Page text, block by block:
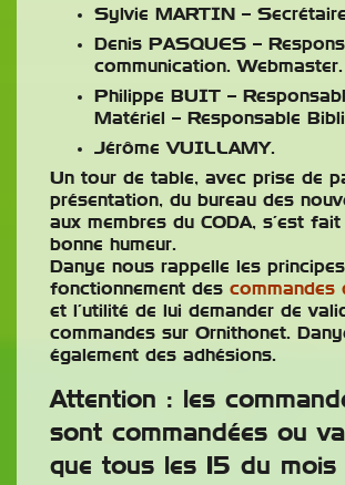
Sylvie MARTIN –
Denis PASQUES –
communication. Webmaster.
Philippe BUIT –
Matériel – Responsable
Jérôme VUILLAMY.
Un tour de table, avec prise de
présentation, du bureau des
aux membres du CODA, s’est
bonne humeur.
Danye nous rappelle les
fonctionnement des commandes
et l’utilité de lui demander de
commandes sur Ornithonet.
également des adhésions.
Attention : les
sont commandées ou
que tous les 15 du mois